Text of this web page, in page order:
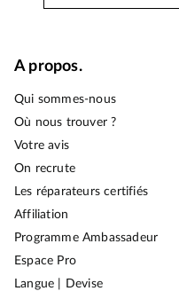
A propos.
Qui sommes-nous
Où nous trouver ?
Votre avis
On recrute
Les réparateurs certifiés
Affiliation
Programme Ambassadeur
Espace Pro
Langue | Devise